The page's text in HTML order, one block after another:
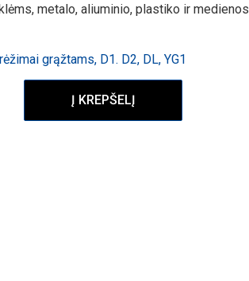
metalo, aliuminio, plastiko ir medienos
grąžtams, D1. D2, DL, YG1
Į KREPŠELĮ